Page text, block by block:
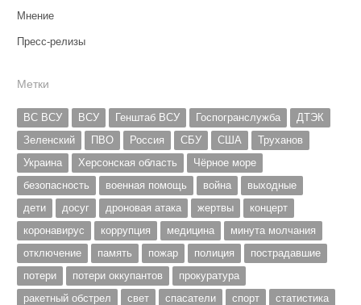
Мнение
Пресс-релизы
Метки
ВС ВСУ ВСУ Генштаб ВСУ Госпогранслужба
ДТЭК
Зеленский
ПВО Россия СБУ США
Труханов
Украина
Херсонская область
Чёрное море
безопасность
военная помощь война
выходные
дети
досуг дроновая атака жертвы
концерт
коронавирус
коррупция медицина
минута молчания
отключение
память пожар полиция
пострадавшие
потери
потери оккупантов
прокуратура
ракетный обстрел
свет спасатели спорт
статистика